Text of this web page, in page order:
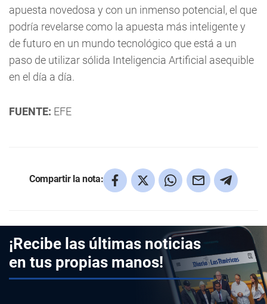
apuesta novedosa y con un inmenso potencial, el que
podría revelarse como la apuesta más inteligente y
de futuro en un mundo tecnológico que está a un
paso de utilizar sólida Inteligencia Artificial asequible
en el día a día.
FUENTE: EFE
Compartir la nota:
¡Recibe las últimas noticias
en tus propias manos!